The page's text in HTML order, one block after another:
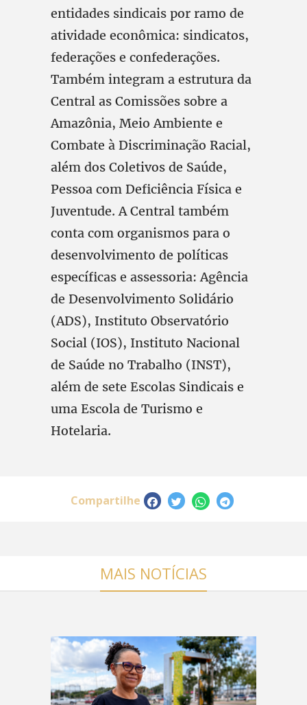
entidades sindicais por ramo de
atividade econômica: sindicatos,
federações e confederações.
Também integram a estrutura da
Central as Comissões sobre a
Amazônia, Meio Ambiente e
Combate à Discriminação Racial,
além dos Coletivos de Saúde,
Pessoa com Deficiência Física e
Juventude. A Central também
conta com organismos para o
desenvolvimento de políticas
específicas e assessoria: Agência
de Desenvolvimento Solidário
(ADS), Instituto Observatório
Social (IOS), Instituto Nacional
de Saúde no Trabalho (INST),
além de sete Escolas Sindicais e
uma Escola de Turismo e
Hotelaria.
Compartilhe
MAIS NOTÍCIAS